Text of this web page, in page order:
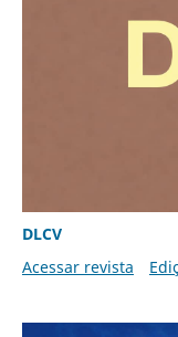
DLCV
Acessar revista